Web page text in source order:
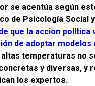
se acentúa según
de Psicología Social
que la accion política
de adoptar modelos
temperaturas no
y diversas, y
los expertos.